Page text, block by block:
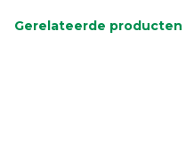
Gerelateerde producten